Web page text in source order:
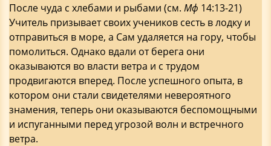
После чуда с хлебами и рыбами (см. Мф 14:13-21)
Учитель призывает своих учеников сесть в лодку и
отправиться в море, а Сам удаляется на гору, чтобы
помолиться. Однако вдали от берега они
оказываются во власти ветра и с трудом
продвигаются вперед. После успешного опыта, в
котором они стали свидетелями невероятного
знамения, теперь они оказываются беспомощными
и испуганными перед угрозой волн и встречного
ветра.